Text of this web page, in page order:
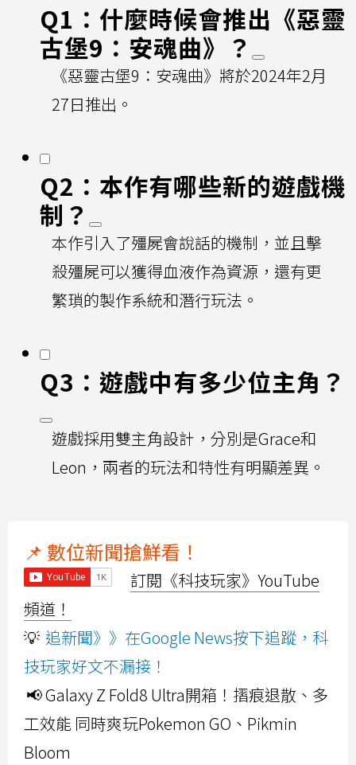
Q1：什麼時候會推出《惡靈
古堡9：安魂曲》？
《惡靈古堡9：安魂曲》將於2024年2月
27日推出。
Q2：本作有哪些新的遊戲機
制？
本作引入了殭屍會說話的機制，並且擊
殺殭屍可以獲得血液作為資源，還有更
繁瑣的製作系統和潛行玩法。
Q3：遊戲中有多少位主角？
遊戲採用雙主角設計，分別是Grace和
Leon，兩者的玩法和特性有明顯差異。
📌 數位新聞搶鮮看！
訂閱《科技玩家》YouTube
頻道！
💡 追新聞》》在Google News按下追蹤，科
技玩家好文不漏接！
📢 Galaxy Z Fold8 Ultra開箱！摺痕退散、多
工效能 同時爽玩Pokemon GO、Pikmin
Bloom